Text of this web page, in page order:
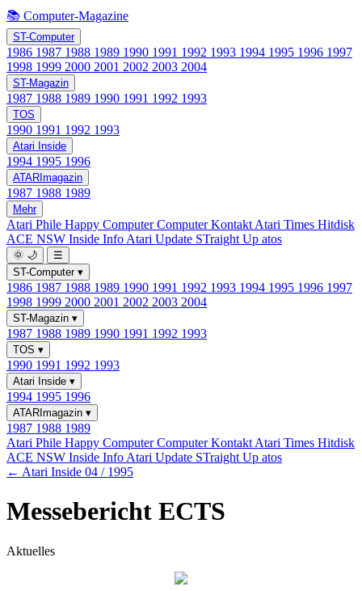
📚 Computer-Magazine
ST-Computer
1986 1987 1988 1989 1990 1991 1992 1993 1994 1995 1996 1997
1998 1999 2000 2001 2002 2003 2004
ST-Magazin
1987 1988 1989 1990 1991 1992 1993
TOS
1990 1991 1992 1993
Atari Inside
1994 1995 1996
ATARImagazin
1987 1988 1989
Mehr
Atari Phile Happy ComputerComputer Kontakt Atari Times Hitdisk
ACE NSW Inside Info Atari Update STraight Up atos
🌞 🌙
☰
ST-Computer ▾
1986 1987 1988 1989 1990 1991 1992 1993 1994 1995 1996 1997
1998 1999 2000 2001 2002 2003 2004
ST-Magazin ▾
1987 1988 1989 1990 1991 1992 1993
TOS ▾
1990 1991 1992 1993
Atari Inside ▾
1994 1995 1996
ATARImagazin ▾
1987 1988 1989
Atari Phile Happy ComputerComputer Kontakt Atari Times Hitdisk
ACE NSW Inside Info Atari Update STraight Up atos
← Atari Inside 04 / 1995
Messebericht ECTS
Aktuelles